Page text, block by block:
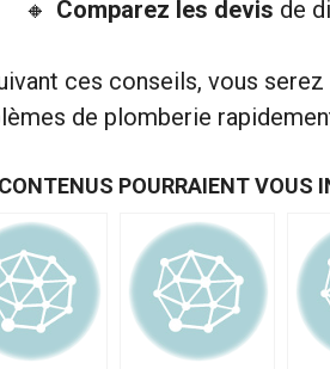
Comparez les devis de
ces conseils, vous
de plomberie
POURRAIENT VOUS